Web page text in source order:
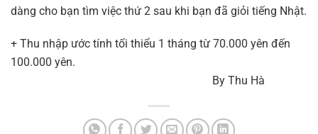
dàng cho bạn tìm việc thứ 2 sau khi bạn đã giỏi tiếng Nhật.
+ Thu nhập ước tính tối thiểu 1 tháng từ 70.000 yên đến
100.000 yên.
By Thu Hà